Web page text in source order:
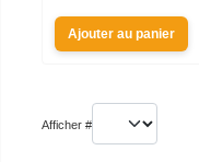
Ajouter au panier
Afficher #